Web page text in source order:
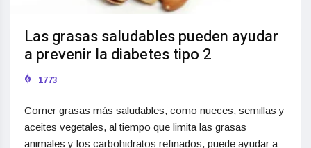
Las grasas saludables pueden ayudar
a prevenir la diabetes tipo 2
1773
Comer grasas más saludables, como nueces, semillas y
aceites vegetales, al tiempo que limita las grasas
animales y los carbohidratos refinados, puede ayudar a